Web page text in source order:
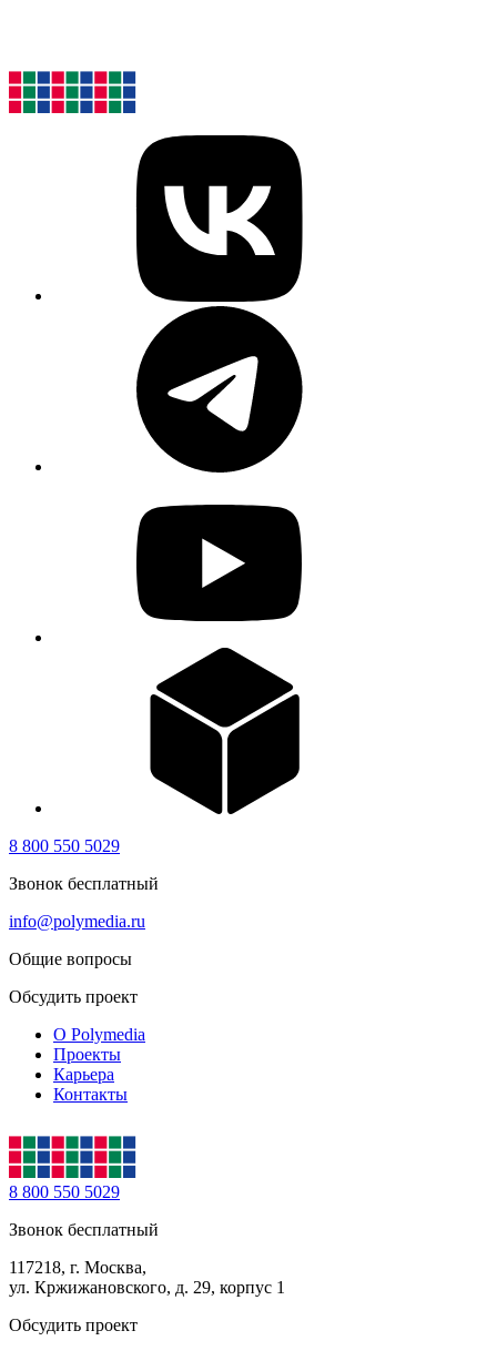
8 800 550 5029
Звонок бесплатный
info@polymedia.ru
Общие вопросы
Обсудить проект
О Polymedia
Проекты
Карьера
Контакты
8 800 550 5029
Звонок бесплатный
117218, г. Москва,
ул. Кржижановского, д. 29, корпус 1
Обсудить проект